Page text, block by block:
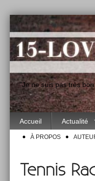
"Je ne suis pas très
Accueil Actualité
À PROPOS
Tennis